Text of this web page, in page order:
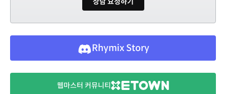
Rhymix Story
웹마스터 커뮤니티